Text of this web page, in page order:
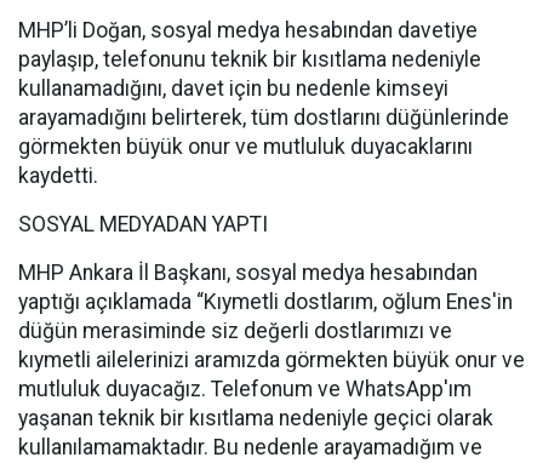
MHP’li Doğan, sosyal medya hesabından davetiye
paylaşıp, telefonunu teknik bir kısıtlama nedeniyle
kullanamadığını, davet için bu nedenle kimseyi
arayamadığını belirterek, tüm dostlarını düğünlerinde
görmekten büyük onur ve mutluluk duyacaklarını
kaydetti.
SOSYAL MEDYADAN YAPTI
MHP Ankara İl Başkanı, sosyal medya hesabından
yaptığı açıklamada “Kıymetli dostlarım, oğlum Enes'in
düğün merasiminde siz değerli dostlarımızı ve
kıymetli ailelerinizi aramızda görmekten büyük onur ve
mutluluk duyacağız. Telefonum ve WhatsApp'ım
yaşanan teknik bir kısıtlama nedeniyle geçici olarak
kullanılamamaktadır. Bu nedenle arayamadığım ve